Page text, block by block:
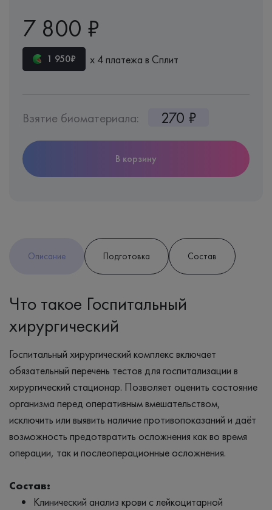
7 800 ₽
1 950₽ х 4 платежа в Сплит
Взятие биоматериала: 270 ₽
В корзину
Описание Подготовка Состав
Что такое Госпитальный
хирургический
Госпитальный хирургический комплекс включает
обязательный перечень тестов для госпитализации в
хирургический стационар. Позволяет оценить состояние
организма перед оперативным вмешательством,
исключить или выявить наличие противопоказаний и даёт
возможность предотвратить осложнения как во время
операции, так и послеоперационные осложнения.
Состав:
Клинический анализ крови с лейкоцитарной